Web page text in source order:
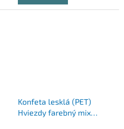
Konfeta lesklá (PET)
Hviezdy farebný mix